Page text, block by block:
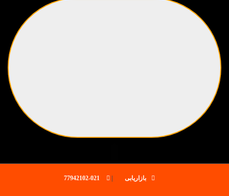
بازاریابی